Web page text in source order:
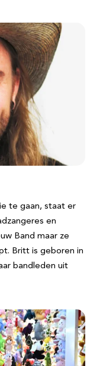
te gaan, staat er
en
Band maar ze
Britt is geboren in
bandleden uit